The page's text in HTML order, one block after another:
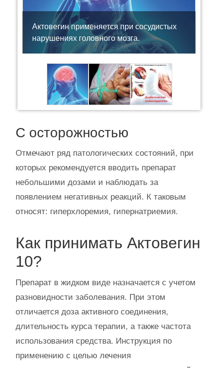
Актовегин применяется при сосудистых
нарушениях головного мозга.
С осторожностью
Отмечают ряд патологических состояний, при
которых рекомендуется вводить препарат
небольшими дозами и наблюдать за
появлением негативных реакций. К таковым
относят: гиперхлоремия, гипернатриемия.
Как принимать Актовегин
10?
Препарат в жидком виде назначается с учетом
разновидности заболевания. При этом
отличается доза активного соединения,
длительность курса терапии, а также частота
использования средства. Инструкция по
применению с целью лечения